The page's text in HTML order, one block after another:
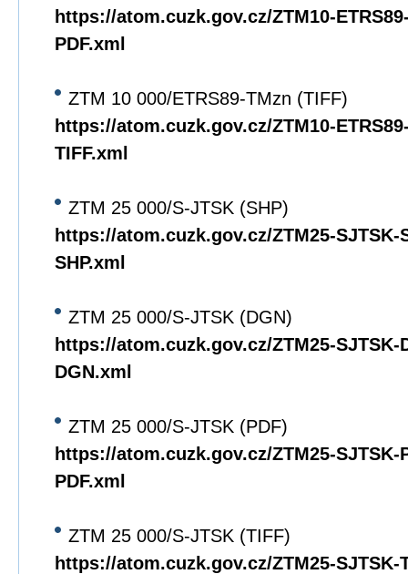
https://atom.cuzk.gov.cz/ZTM10-
PDF.xml
ZTM 10 000/ETRS89-TMzn (TIFF)
https://atom.cuzk.gov.cz/ZTM10-
TIFF.xml
ZTM 25 000/S-JTSK (SHP)
https://atom.cuzk.gov.cz/ZTM25-SJTSK-
SHP.xml
ZTM 25 000/S-JTSK (DGN)
https://atom.cuzk.gov.cz/ZTM25-SJTSK-
DGN.xml
ZTM 25 000/S-JTSK (PDF)
https://atom.cuzk.gov.cz/ZTM25-SJTSK-
PDF.xml
ZTM 25 000/S-JTSK (TIFF)
https://atom.cuzk.gov.cz/ZTM25-SJTSK-